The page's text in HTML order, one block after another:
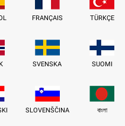
FRANÇAIS TÜRKÇE
SVENSKA SUOMI
SLOVENŠČINA বাংলা